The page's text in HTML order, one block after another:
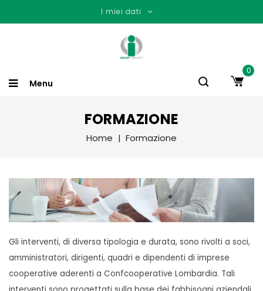
I miei dati
0
Menu
FORMAZIONE
Home Formazione
Gli interventi, di diversa tipologia e durata, sono rivolti a soci,
amministratori, dirigenti, quadri e dipendenti di imprese
cooperative aderenti a Confcooperative Lombardia. Tali